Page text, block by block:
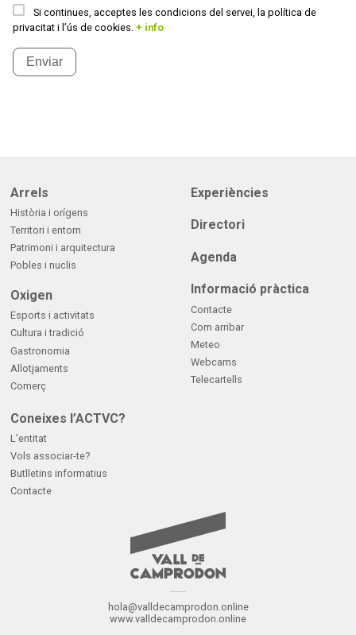
Si continues, acceptes les condicions del servei, la política de
privacitat i l’ús de cookies. + info
Enviar
hola@valldecamprodon.online
www.valldecamprodon.online
Arrels
Història i orígens
Territori i entorn
Patrimoni i arquitectura
Pobles i nuclis
Oxigen
Esports i activitats
Cultura i tradició
Gastronomia
Allotjaments
Comerç
Experiències
Directori
Agenda
Informació pràctica
Contacte
Com arribar
Meteo
Webcams
Telecartells
Coneixes l’ACTVC?
L’entitat
Vols associar-te?
Butlletins informatius
Contacte